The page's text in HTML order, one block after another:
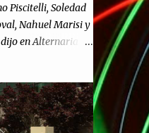
Piscitelli, Soledad
Nahuel Marisi y
en Alternaria :
ponernos en
las noticias
desde